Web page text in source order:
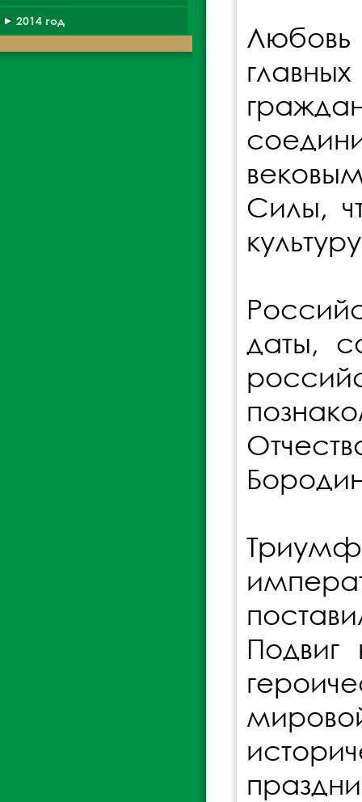
2014 год
Любовь
Силы,
даты,